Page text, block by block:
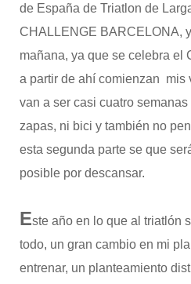
de España de Triatlon de
CHALLENGE BARCELONA,
mañana, ya que se celebra el
a partir de ahí comienzan mis
van a ser casi cuatro
zapas, ni bici y también no
esta segunda parte se que
posible por descansar.
Este año en lo que al triatlón
todo, un gran cambio en mi
entrenar, un planteamiento